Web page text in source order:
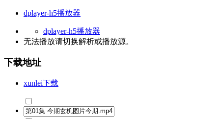
dplayer-h5播放器
dplayer-h5播放器
无法播放请切换解析或播放源。
下载地址
xunlei下载